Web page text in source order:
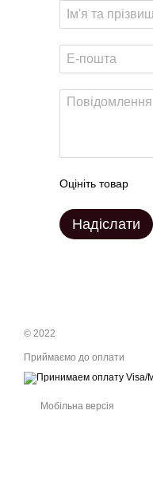
Оцініть товар
Надіслати
© 2022
Приймаємо до оплати
Мобільна версія